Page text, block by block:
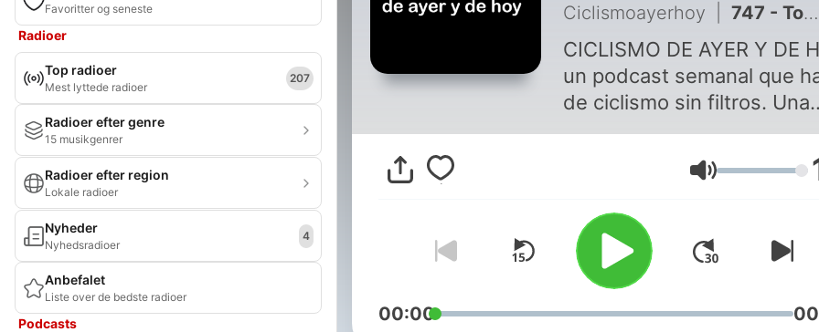
Favoritter og seneste
Radioer
Top radioer
Mest lyttede radioer
207
Radioer efter genre
15 musikgenrer
Radioer efter region
Lokale radioer
Nyheder
Nyhedsradioer
4
Anbefalet
Liste over de bedste radioer
Podcasts
Ciclismoayerhoy 747 - Tour de Francia 2026: El Cierre. Repaso Final
CICLISMO DE AYER Y DE
un podcast semanal que
de ciclismo sin filtros. Una
tertulia entre tres
del ciclismo donde tiene
cabida la actualidad, las
carreras, el ciclismo
las entrevistas, donde nos
gusta debatir y sobre
nuestra opinión. A los
de las bicicletas: Jordi
Lydstyrke
00:00